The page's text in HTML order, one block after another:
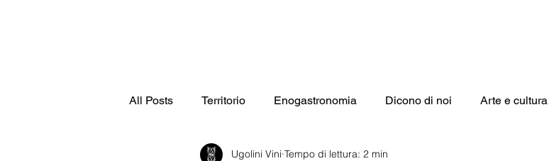
All Posts Territorio Enogastronomia Dicono di noi Arte e cultura
Ugolini Vini Tempo di lettura: 2 min